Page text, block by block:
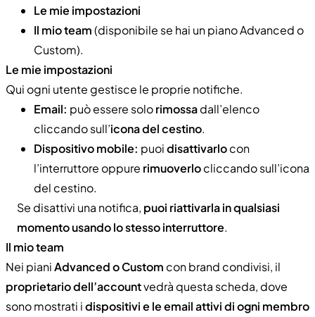
Le mie impostazioni
Il mio team(disponibile se hai un piano Advanced o
Custom).
Le mie impostazioni
Qui ogni utente gestisce le proprie notifiche.
Email: può essere solorimossadall’elenco
cliccando sull’icona del cestino.
Dispositivo mobile: puoidisattivarlocon
l’interruttore oppure rimuoverlocliccando sull’icona
del cestino.
Se disattivi una notifica, puoi riattivarla in qualsiasi
momento usando lo stesso interruttore.
Il mio team
Nei pianiAdvanced o Custom con brand condivisi, il
proprietario dell’accountvedrà questa scheda, dove
sono mostrati idispositivi e le email attivi di ogni membro